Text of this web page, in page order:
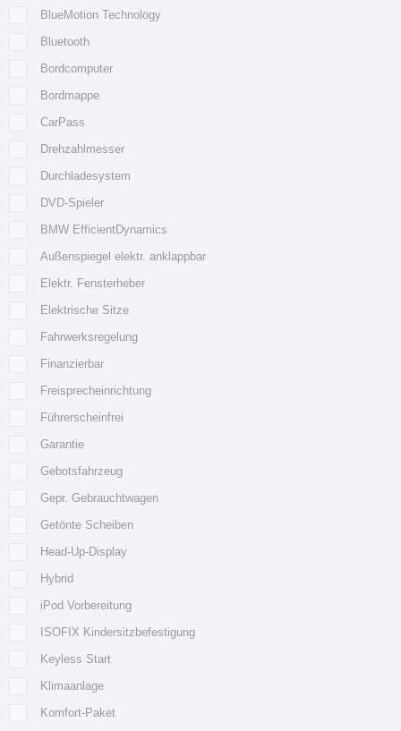
BlueMotion Technology
Bluetooth
Bordcomputer
Bordmappe
CarPass
Drehzahlmesser
Durchladesystem
DVD-Spieler
BMW EfficientDynamics
Außenspiegel elektr. anklappbar
Elektr. Fensterheber
Elektrische Sitze
Fahrwerksregelung
Finanzierbar
Freisprecheinrichtung
Führerscheinfrei
Garantie
Gebotsfahrzeug
Gepr. Gebrauchtwagen
Getönte Scheiben
Head-Up-Display
Hybrid
iPod Vorbereitung
ISOFIX Kindersitzbefestigung
Keyless Start
Klimaanlage
Komfort-Paket